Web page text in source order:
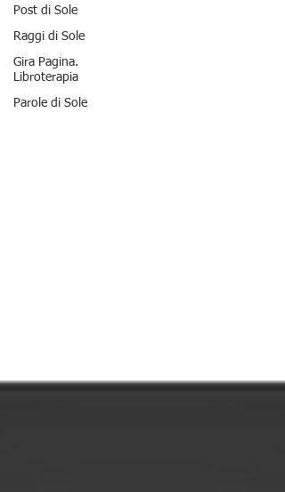
Post di Sole
Raggi di Sole
Gira Pagina.
Libroterapia
Parole di Sole